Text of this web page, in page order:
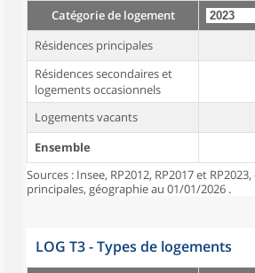
Catégorie de logement
Résidences principales
Résidences secondaires et
logements occasionnels
Logements vacants
Ensemble
Sources : Insee, RP2012, RP2017 et
principales, géographie au 01/01/2026 .
LOG T3 - Types de logements